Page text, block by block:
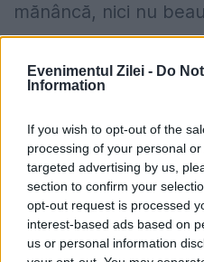
Evenimentul Zilei - Do
Information
If you wish to opt-out of the
processing of your personal
targeted advertising by us,
section to confirm your
opt-out request is processed
interest-based ads based on
us or personal information
mănâncă, nici nu
înserează bine şi nu
Botezul. Atunci, pe
repetă paşii pe care
casă şi ciugulesc
multele feluri aşezate
gustat şi preotul din